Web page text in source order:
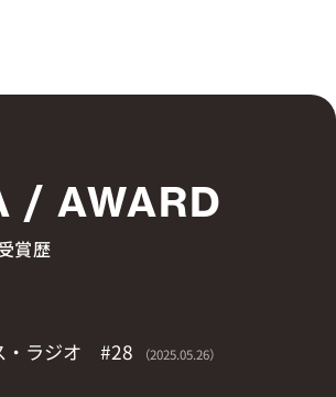
/ AWARD
賞歴
・ラジオ #28 （2025.05.26）